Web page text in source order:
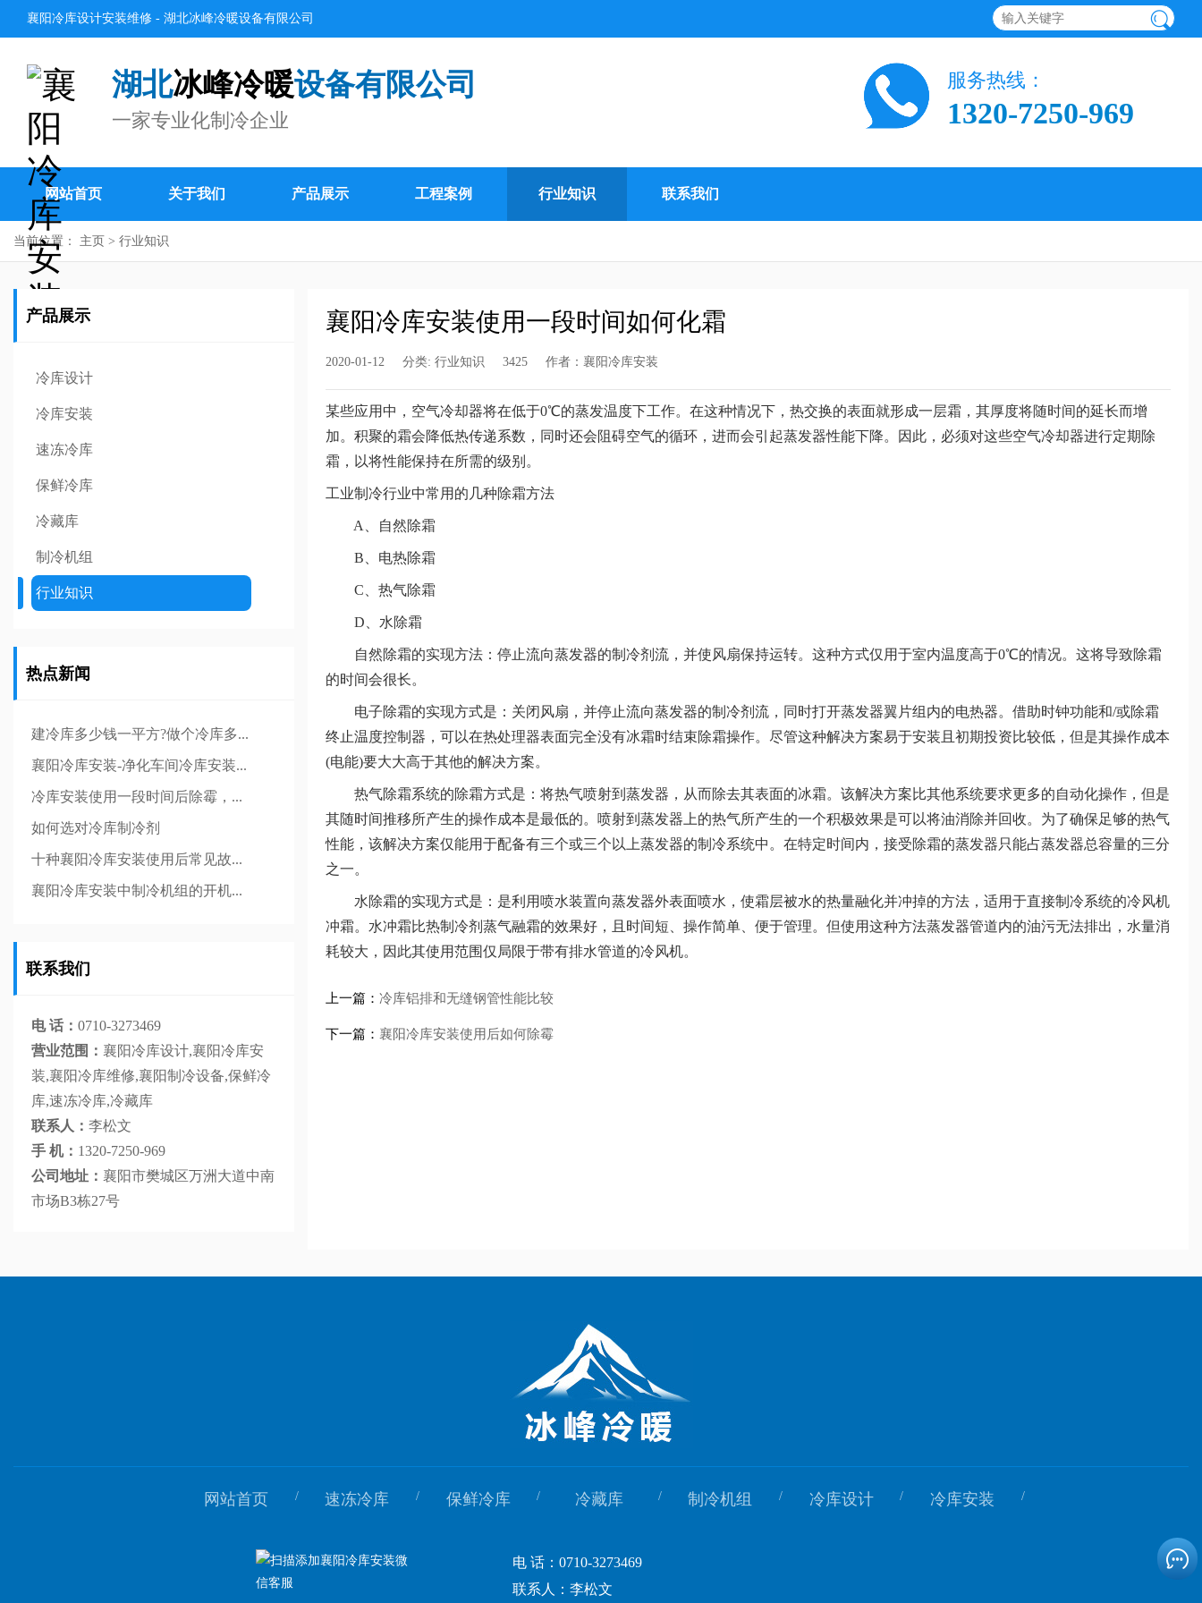
襄阳冷库设计安装维修 - 湖北冰峰冷暖设备有限公司
湖北冰峰冷暖设备有限公司
一家专业化制冷企业
服务热线：
1320-7250-969
网站首页 关于我们 产品展示 工程案例 行业知识 联系我们
当前位置： 主页 > 行业知识
产品展示
冷库设计
冷库安装
速冻冷库
保鲜冷库
冷藏库
制冷机组
行业知识
热点新闻
建冷库多少钱一平方?做个冷库多...
襄阳冷库安装-净化车间冷库安装...
冷库安装使用一段时间后除霉，...
如何选对冷库制冷剂
十种襄阳冷库安装使用后常见故...
襄阳冷库安装中制冷机组的开机...
联系我们
电 话： 0710-3273469
营业范围： 襄阳冷库设计,襄阳冷库安
装,襄阳冷库维修,襄阳制冷设备,保鲜冷
库,速冻冷库,冷藏库
联系人： 李松文
手 机： 1320-7250-969
公司地址： 襄阳市樊城区万洲大道中南
市场B3栋27号
襄阳冷库安装使用一段时间如何化霜
2020-01-12 分类: 行业知识 3425 作者： 襄阳冷库安装
某些应用中，空气冷却器将在低于0℃的蒸发温度下工作。在这种情况下，热交换的表面就形成一层霜，其厚度将随时间的延长而增
加。积聚的霜会降低热传递系数，同时还会阻碍空气的循环，进而会引起蒸发器性能下降。因此，必须对这些空气冷却器进行定期除
霜，以将性能保持在所需的级别。
工业制冷行业中常用的几种除霜方法
A、自然除霜
B、电热除霜
C、热气除霜
D、水除霜
自然除霜的实现方法：停止流向蒸发器的制冷剂流，并使风扇保持运转。这种方式仅用于室内温度高于0℃的情况。这将导致除霜
的时间会很长。
电子除霜的实现方式是：关闭风扇，并停止流向蒸发器的制冷剂流，同时打开蒸发器翼片组内的电热器。借助时钟功能和/或除霜
终止温度控制器，可以在热处理器表面完全没有冰霜时结束除霜操作。尽管这种解决方案易于安装且初期投资比较低，但是其操作成本
(电能)要大大高于其他的解决方案。
热气除霜系统的除霜方式是：将热气喷射到蒸发器，从而除去其表面的冰霜。该解决方案比其他系统要求更多的自动化操作，但是
其随时间推移所产生的操作成本是最低的。喷射到蒸发器上的热气所产生的一个积极效果是可以将油消除并回收。为了确保足够的热气
性能，该解决方案仅能用于配备有三个或三个以上蒸发器的制冷系统中。在特定时间内，接受除霜的蒸发器只能占蒸发器总容量的三分
之一。
水除霜的实现方式是：是利用喷水装置向蒸发器外表面喷水，使霜层被水的热量融化并冲掉的方法，适用于直接制冷系统的冷风机
冲霜。水冲霜比热制冷剂蒸气融霜的效果好，且时间短、操作简单、便于管理。但使用这种方法蒸发器管道内的油污无法排出，水量消
耗较大，因此其使用范围仅局限于带有排水管道的冷风机。
上一篇： 冷库铝排和无缝钢管性能比较
下一篇： 襄阳冷库安装使用后如何除霉
网站首页 / 速冻冷库 / 保鲜冷库 / 冷藏库 / 制冷机组 / 冷库设计 / 冷库安装 /
电 话：0710-3273469
联系人：李松文